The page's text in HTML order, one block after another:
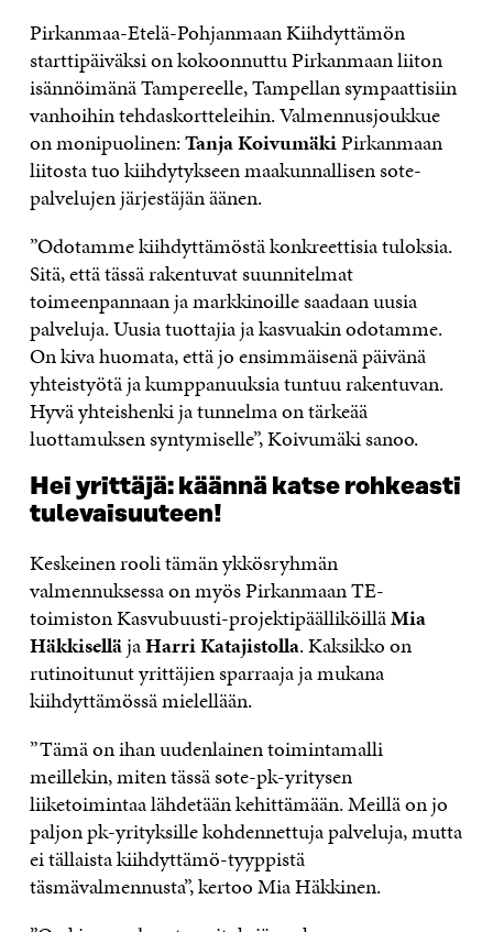
Pirkanmaa-Etelä-Pohjanmaan Kiihdyttämön
starttipäiväksi on kokoonnuttu Pirkanmaan liiton
isännöimänä Tampereelle, Tampellan sympaattisiin
vanhoihin tehdaskortteleihin. Valmennusjoukkue
on monipuolinen:Tanja KoivumäkiPirkanmaan
liitosta tuo kiihdytykseen maakunnallisen sote-
palvelujen järjestäjän äänen.
”Odotamme kiihdyttämöstä konkreettisia tuloksia.
Sitä, että tässä rakentuvat suunnitelmat
toimeenpannaan ja markkinoille saadaan uusia
palveluja. Uusia tuottajia ja kasvuakin odotamme.
On kiva huomata, että jo ensimmäisenä päivänä
yhteistyötä ja kumppanuuksia tuntuu rakentuvan.
Hyvä yhteishenki ja tunnelma on tärkeää
luottamuksen syntymiselle”, Koivumäki sanoo.
Hei yrittäjä: käännä katse rohkeasti
tulevaisuuteen!
Keskeinen rooli tämän ykkösryhmän
valmennuksessa on myös Pirkanmaan TE-
toimiston Kasvubuusti-projektipäälliköilläMia
HäkkiselläjaHarri Katajistolla. Kaksikko on
rutinoitunut yrittäjien sparraaja ja mukana
kiihdyttämössä mielellään.
”Tämä on ihan uudenlainen toimintamalli
meillekin, miten tässä sote-pk-yritysen
liiketoimintaa lähdetään kehittämään. Meillä on jo
paljon pk-yrityksille kohdennettuja palveluja, mutta
ei tällaista kiihdyttämö-tyyppistä
täsmävalmennusta”, kertoo Mia Häkkinen.